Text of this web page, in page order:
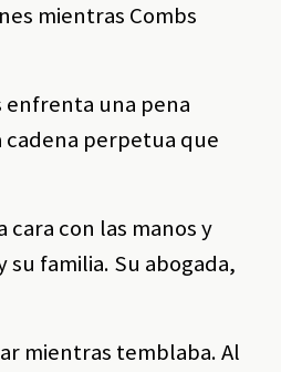
mientras Combs
una pena
cadena perpetua que
con las manos y
familia. Su abogada,
mientras temblaba. Al